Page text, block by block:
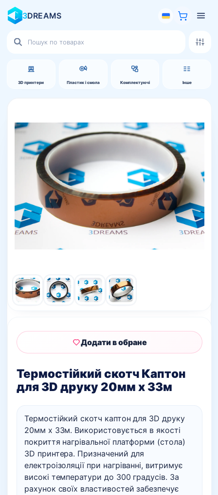
3DREAMS
3D принтери Пластик і смола Комплектуючі Інше
товарів
Термостійкий скотч Каптон
для 3D друку 20мм х 33м
Термостійкий скотч каптон для 3D друку
20мм х 33м. Використовується в якості
покриття нагрівальної платформи (стола)
3D принтера. Призначений для
електроізоляції при нагріванні, витримує
високі температури до 300 градусів. За
рахунок своїх властивостей забезпечує
Додати в обране